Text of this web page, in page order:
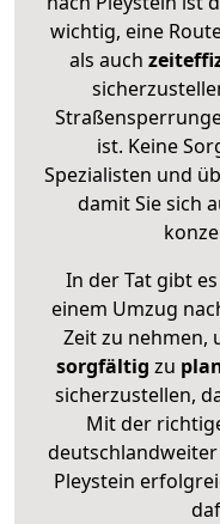
wichtig, eine
als auch
ist. Keine
Spezialisten und
damit Sie sich
In der Tat gibt
einem Umzug
Zeit zu nehmen,
sorgfältig zu
sicherzustellen,
Mit der
Pleystein